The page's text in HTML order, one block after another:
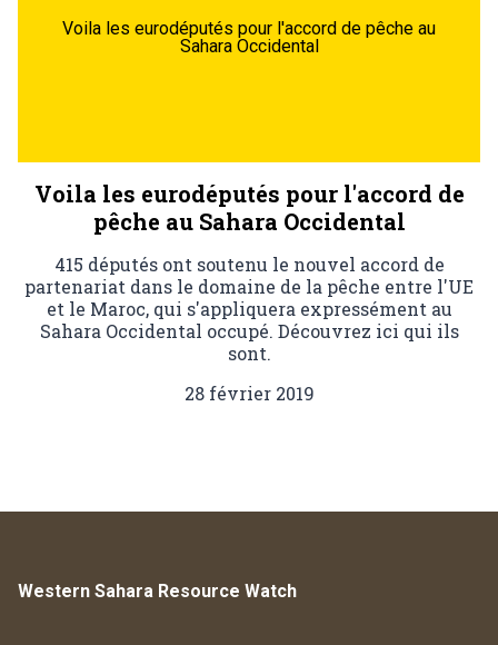
Voila les eurodéputés pour l'accord de pêche au
Sahara Occidental
Voila les eurodéputés pour l'accord de
pêche au Sahara Occidental
415 députés ont soutenu le nouvel accord de
partenariat dans le domaine de la pêche entre l'UE
et le Maroc, qui s'appliquera expressément au
Sahara Occidental occupé. Découvrez ici qui ils
sont.
28 février 2019
Western Sahara Resource Watch